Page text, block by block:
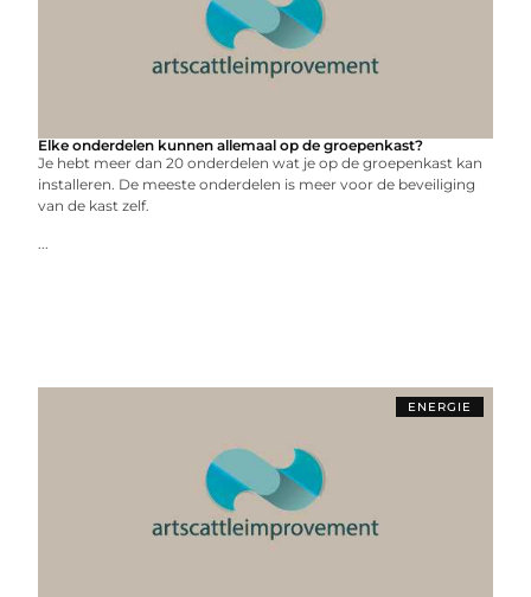
Elke onderdelen kunnen allemaal op de groepenkast?
Je hebt meer dan 20 onderdelen wat je op de groepenkast kan
installeren. De meeste onderdelen is meer voor de beveiliging
van de kast zelf.
...
ENERGIE